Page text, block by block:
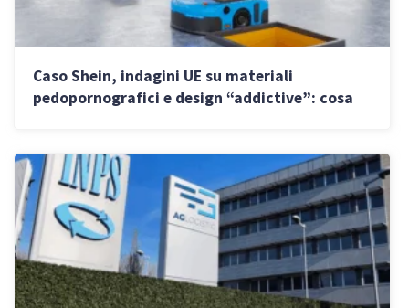
Caso Shein, indagini UE su materiali
pedopornografici e design “addictive”: cosa